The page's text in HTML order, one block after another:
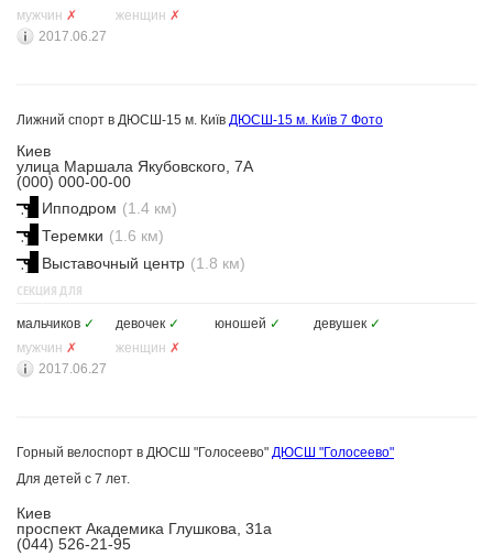
мужчин ✗ женщин ✗
2017.06.27
Лижний спорт в ДЮСШ-15 м. Київ ДЮСШ-15 м. Київ 7 Фото
Киев
улица Маршала Якубовского, 7А
(000) 000-00-00
Ипподром (1.4 км)
Теремки (1.6 км)
Выставочный центр (1.8 км)
СЕКЦИЯ ДЛЯ
мальчиков ✓ девочек ✓ юношей ✓ девушек ✓
мужчин ✗ женщин ✗
2017.06.27
Горный велоспорт в ДЮСШ "Голосеево" ДЮСШ "Голосеево"
Для детей с 7 лет.
Киев
проспект Академика Глушкова, 31а
(044) 526-21-95